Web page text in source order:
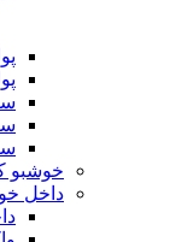
خوشبو
داخل